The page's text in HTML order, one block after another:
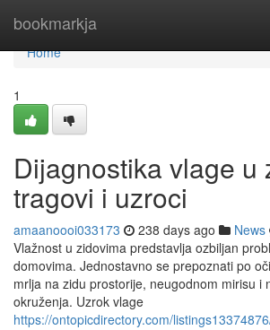
bookmarkja
Home
Home
1
Dijagnostika vlage u
tragovi i uzroci
amaanoooi033173 238 days ago News
Vlažnost u zidovima predstavlja ozbiljan
domovima. Jednostavno se prepoznati po
mrlja na zidu prostorije, neugodnom mirisu i
okruženja. Uzrok vlage
https://ontopicdirectory.com/